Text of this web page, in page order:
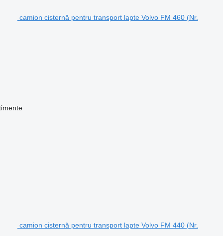
camion cisternă pentru transport lapte Volvo FM 460 (Nr.
camion cisternă pentru transport lapte Volvo FM 440 (Nr.